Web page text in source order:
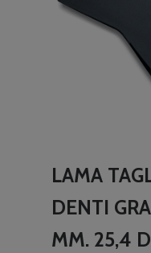
LAMA
DENTI
MM. 25,4